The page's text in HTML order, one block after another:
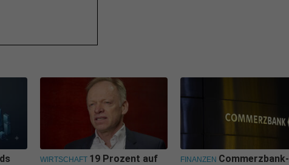
WIRTSCHAFT 19 Prozent auf
FINANZEN Commerzbank-